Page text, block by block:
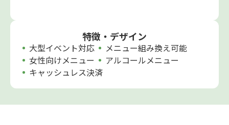
特徴・デザイン
大型イベント対応
メニュー組み換え可能
女性向けメニュー
アルコールメニュー
キャッシュレス決済